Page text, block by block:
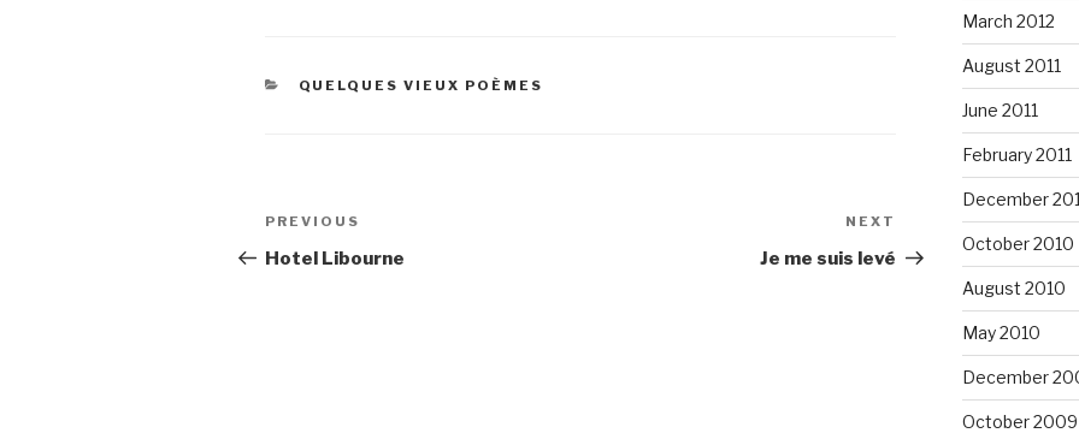
CATEGORIES
QUELQUES VIEUX POÈMES
Post
navigation
Previous
Post
PREVIOUS
Hotel Libourne
Post
NEXT
Je me suis levé
March 2012
August 2011
June 2011
February 2011
December
October 2010
August 2010
May 2010
December
October 2009